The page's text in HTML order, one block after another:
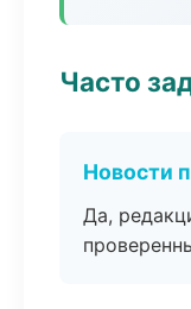
Часто
Новости
Да,